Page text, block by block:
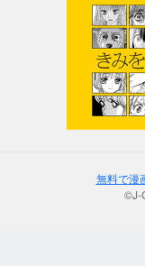
無料で漫
©J-